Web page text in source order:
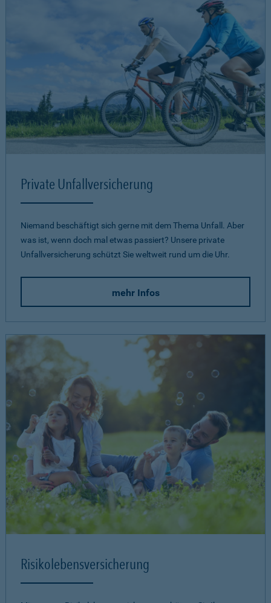
Private Unfallversicherung
Niemand beschäftigt sich gerne mit dem Thema Unfall. Aber
was ist, wenn doch mal etwas passiert? Unsere private
Unfallversicherung schützt Sie weltweit rund um die Uhr.
mehr Infos
Risikolebensversicherung